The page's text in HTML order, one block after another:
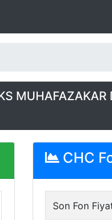
CHC
Son Fon